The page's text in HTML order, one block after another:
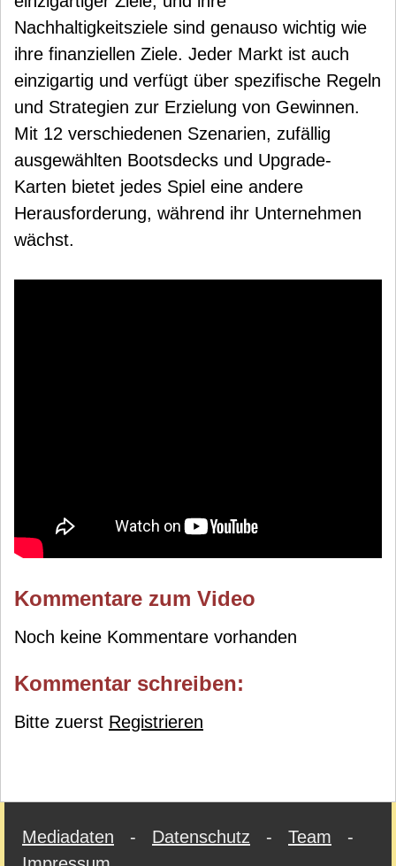
Nachhaltigkeitsziele sind genauso wichtig wie
ihre finanziellen Ziele. Jeder Markt ist auch
einzigartig und verfügt über spezifische Regeln
und Strategien zur Erzielung von Gewinnen.
Mit 12 verschiedenen Szenarien, zufällig
ausgewählten Bootsdecks und Upgrade-
Karten bietet jedes Spiel eine andere
Herausforderung, während ihr Unternehmen
wächst.
Kommentare zum Video
Noch keine Kommentare vorhanden
Kommentar schreiben:
Bitte zuerst Registrieren
Mediadaten - Datenschutz - Team -